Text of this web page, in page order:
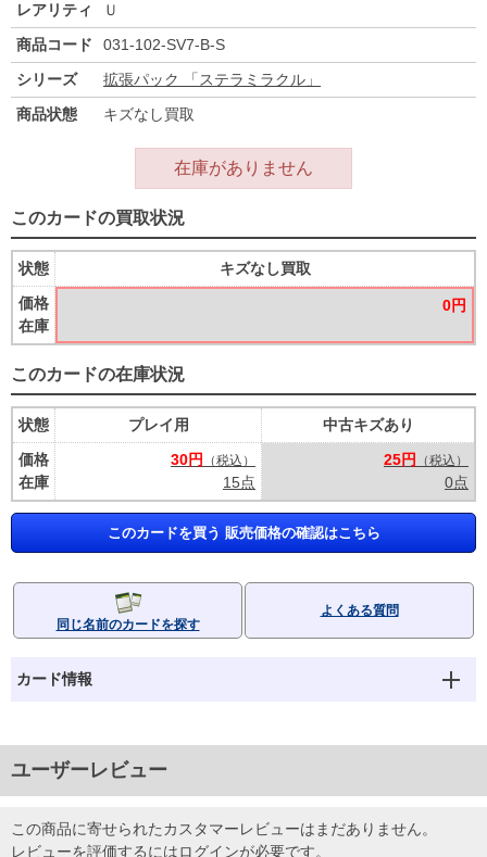
レアリティ
Ｕ
商品コード
031-102-SV7-B-S
シリーズ
拡張パック 「ステラミラクル」
商品状態
キズなし買取
在庫がありません
このカードの買取状況
状態
価格
在庫
キズなし買取
0円
このカードの在庫状況
状態
価格
在庫
プレイ用
30円
（税込）
15点
中古キズあり
25円
（税込）
0点
このカードを買う 販売価格の確認はこちら
同じ名前のカードを探す
よくある質問
カード情報
ユーザーレビュー
この商品に寄せられたカスタマーレビューはまだありません。
レビューを評価するにはログインが必要です。